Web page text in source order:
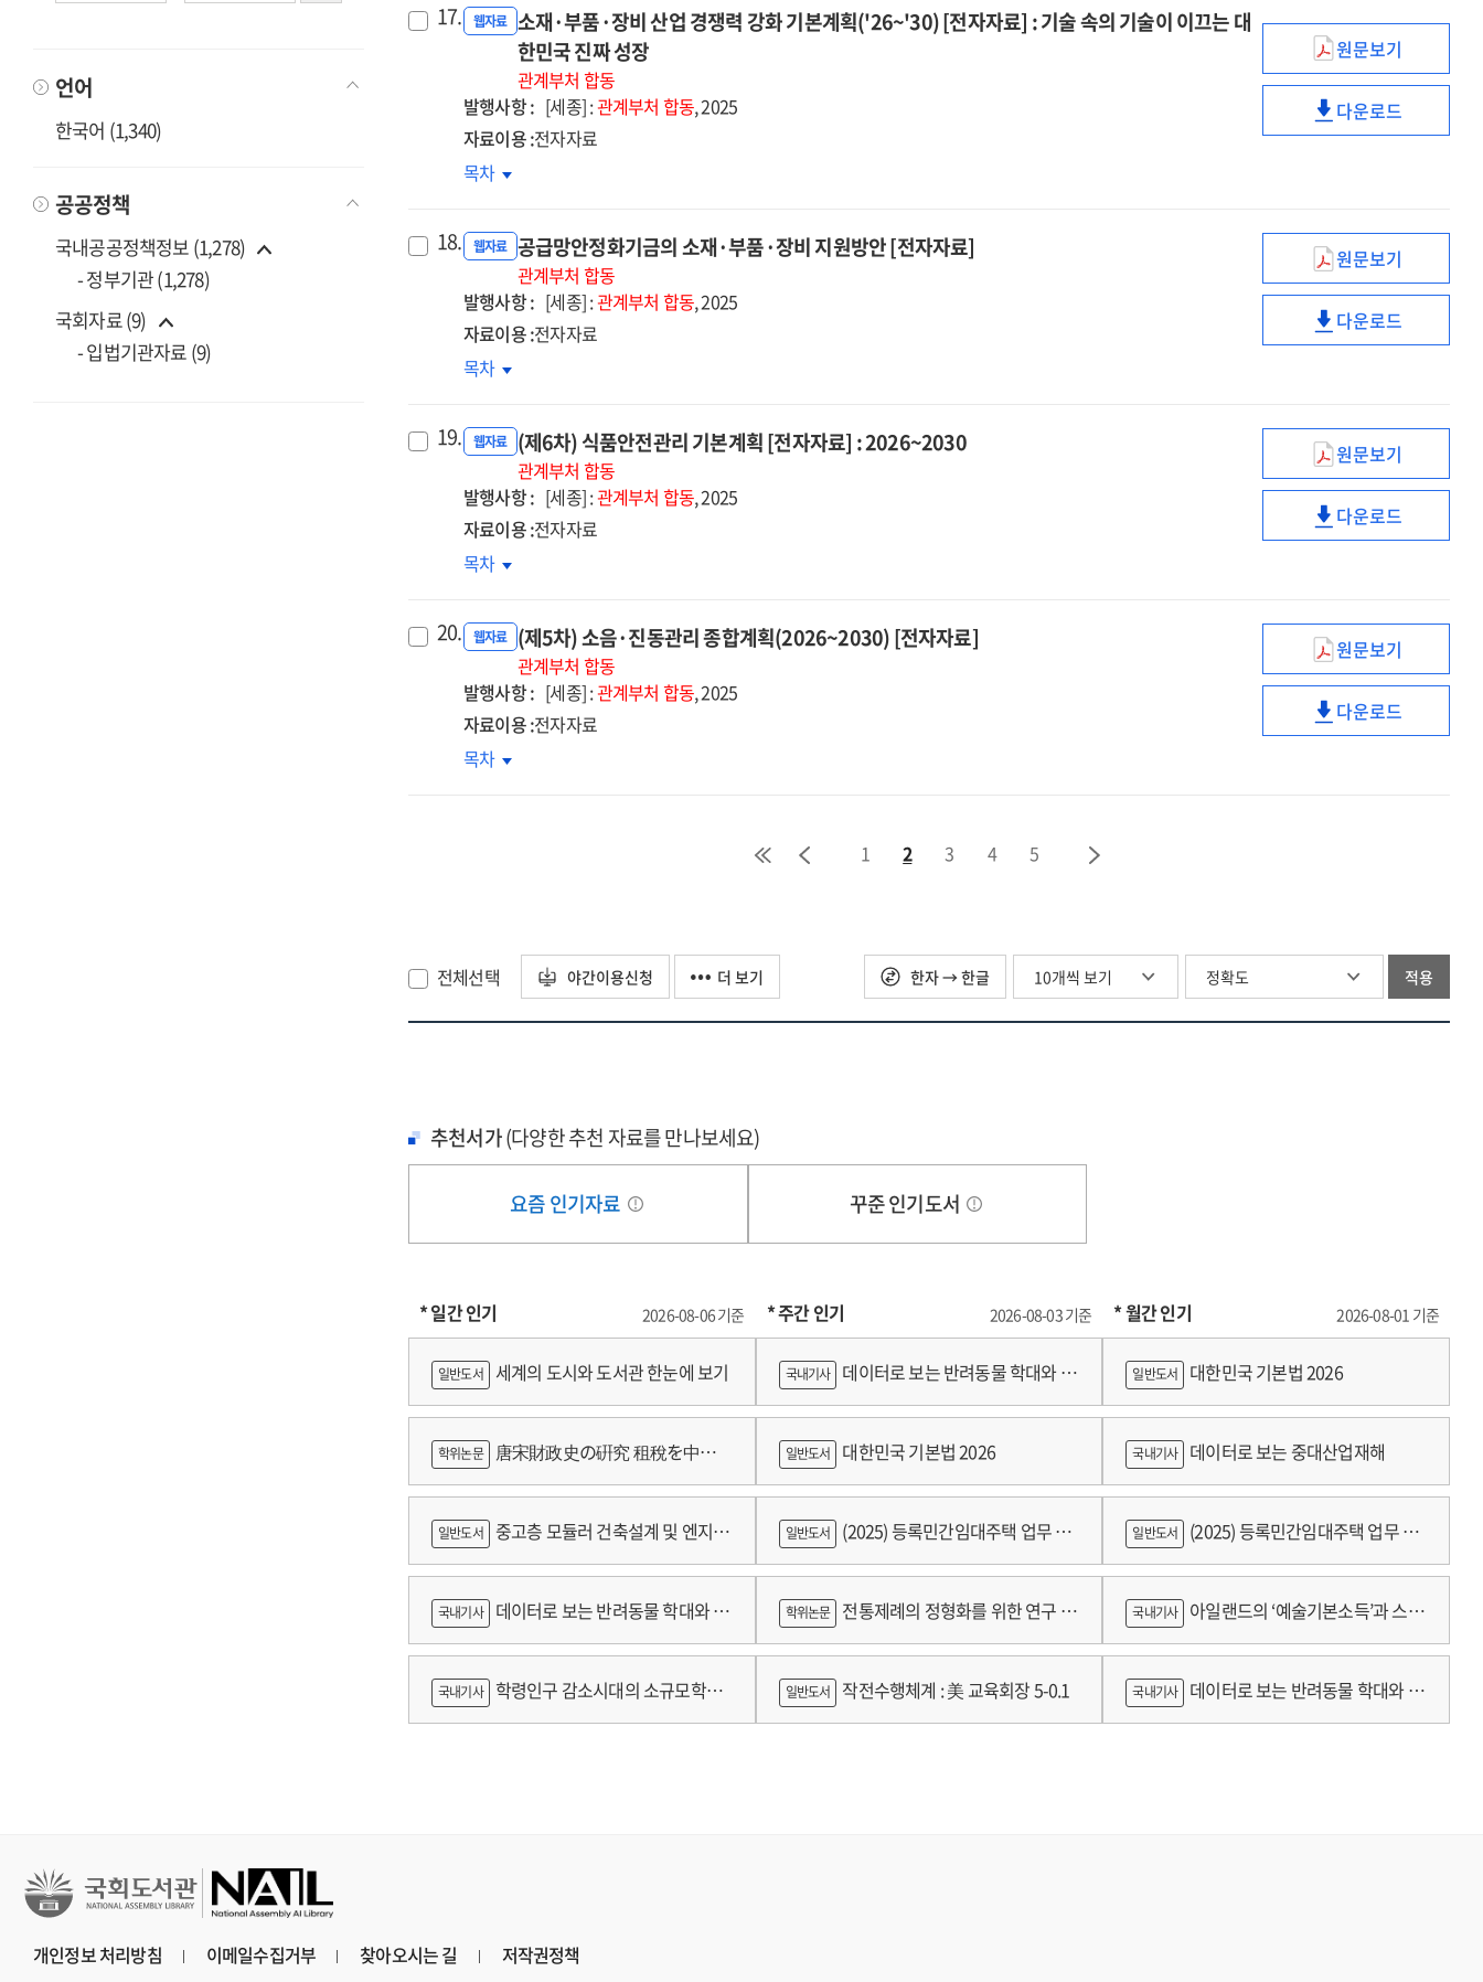
언어
한국어 (1,340)
공공정책
국내공공정책정보 (1,278)
- 정부기관 (1,278)
국회자료 (9)
- 입법기관자료 (9)
30년)
[전자자료]
17. 웹자료 소재·부품·장비 산업 경쟁력 강화 기본계획('26~'30) [전자자료] : 기술 속의 기술이 이끄는 대
한민국 진짜 성장
관계부처 합동
발행사항 : [세종] :관계부처 합동, 2025
자료이용 :전자자료
소재
·
부품
·
강화
기본계획
('26~'30)
[전자자료]
:
기술이
이끄는
대한민국
진짜
성장
원문보기
소재
장비
산업
경쟁력
강화
기본계획
속의
기술이
이끄는
대한민국
다운로드
소재
·
산업
경쟁력
강화
기본계획
[전자자료]
:
기술
속의
기술이
이끄는
진짜
성장
목차
18. 웹자료 공급망안정화기금의 소재·부품·장비 지원방안 [전자자료]
관계부처 합동
발행사항 : [세종] :관계부처 합동, 2025
자료이용 :전자자료
공급망안정화기
소재
·
부품
지원방안
[전자자료]
원문보기
공급망안정화기
·
장비
지원방안
[전자자료]
다운로드
공급망안정화기금의
부품
장비
지원방안
[전자자료]
목차
19. 웹자료 (제6차) 식품안전관리 기본계획 [전자자료] : 2026~2030
관계부처 합동
발행사항 : [세종] :관계부처 합동, 2025
자료이용 :전자자료
(제6차)
식품안전관리
기본계획
[전자자료]
원문보기
(제6차)
:
2026~2030
다운로드
(제6차)
[전자자료]
2026~2030
목차
20. 웹자료 (제5차) 소음·진동관리 종합계획(2026~2030) [전자자료]
관계부처 합동
발행사항 : [세종] :관계부처 합동, 2025
자료이용 :전자자료
(제5차)
소음
·
진동관리
원문보기
(제5차)
다운로드
(제5차)
목차
1 2 3 4 5
전체선택 야간이용신청 더 보기 한자 → 한글 적용
추천서가(다양한 추천 자료를 만나보세요)
요즘 인기자료 꾸준 인기도서
* 일간 인기 2026-08-06 기준
일반도서 세계의 도시와 도서관 한눈에 보기
학위논문 唐宋財政史の硏究 租稅を中心
に
일반도서 중고층 모듈러 건축설계 및 엔지니
어링 기술개발 최종보고서
국내기사 데이터로 보는 반려동물 학대와 분
쟁
국내기사 학령인구 감소시대의 소규모학교
* 주간 인기 2026-08-03 기준
국내기사 데이터로 보는 반려동물 학대와 분
쟁
일반도서 대한민국 기본법 2026
일반도서 (2025) 등록민간임대주택 업무 편
람
학위논문 전통제례의 정형화를 위한 연구 :
가제를 중심으로
일반도서 작전수행체계 : 美 교육회장 5-0.1
* 월간 인기 2026-08-01 기준
일반도서 대한민국 기본법 2026
국내기사 데이터로 보는 중대산업재해
일반도서 (2025) 등록민간임대주택 업무 편
람
국내기사 아일랜드의 ‘예술기본소득’과 스코
틀랜드의 예술인 소득보장정책 논의
국내기사 데이터로 보는 반려동물 학대와 분
개인정보 처리방침 이메일수집거부 찾아오시는 길
저작권정책